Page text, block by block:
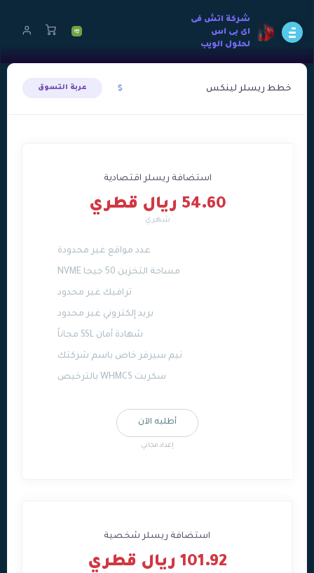
شركة اتش فى
اى بى اس
لحلول الويب
خطط ريسلر لينكس عربة التسوق
استضافة ريسلر اقتصادية
54.60 ريال قطري
شهري
عدد مواقع غير محدودة
مساحة التخزين 50 جيجا NVME
ترافيك غير محدود
بريد إلكتروني غير محدود
شهادة أمان SSL مجاناً
نيم سيرفر خاص باسم شركتك
سكربت WHMCS بالترخيص
أطلبه الآن
إعداد مجاني
استضافة ريسلر شخصية
101.92 ريال قطري